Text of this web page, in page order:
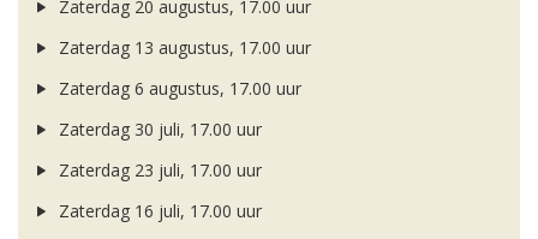
Zaterdag 20 augustus, 17.00 uur
Zaterdag 13 augustus, 17.00 uur
Zaterdag 6 augustus, 17.00 uur
Zaterdag 30 juli, 17.00 uur
Zaterdag 23 juli, 17.00 uur
Zaterdag 16 juli, 17.00 uur